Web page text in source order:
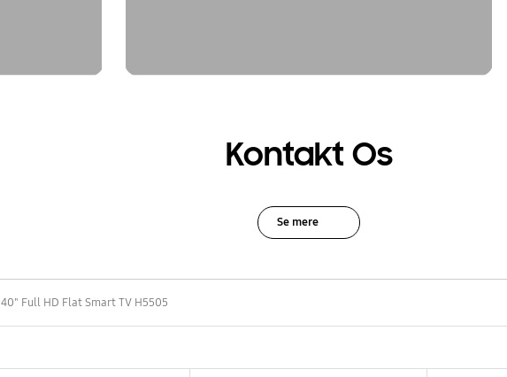
Kontakt Os
Se mere
40" Full HD Flat Smart TV H5505